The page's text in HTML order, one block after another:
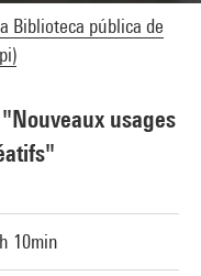
Biblioteca pública de
usages
10min